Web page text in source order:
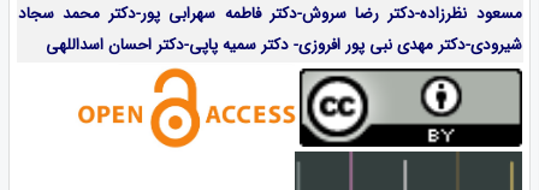
مسعود نظرزاده-دکتر رضا سروش-دکتر فاطمه سهرابی پور-دکتر محمد سجاد
شیرودی-دکتر مهدی نبی پور افروزی- دکتر سمیه پاپی-دکتر احسان اسداللهی